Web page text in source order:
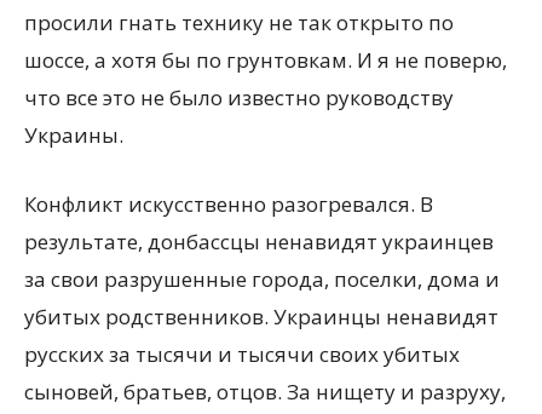
просили гнать технику не так открыто по
шоссе, а хотя бы по грунтовкам. И я не поверю,
что все это не было известно руководству
Украины.
Конфликт искусственно разогревался. В
результате, донбассцы ненавидят украинцев
за свои разрушенные города, поселки, дома и
убитых родственников. Украинцы ненавидят
русских за тысячи и тысячи своих убитых
сыновей, братьев, отцов. За нищету и разруху,